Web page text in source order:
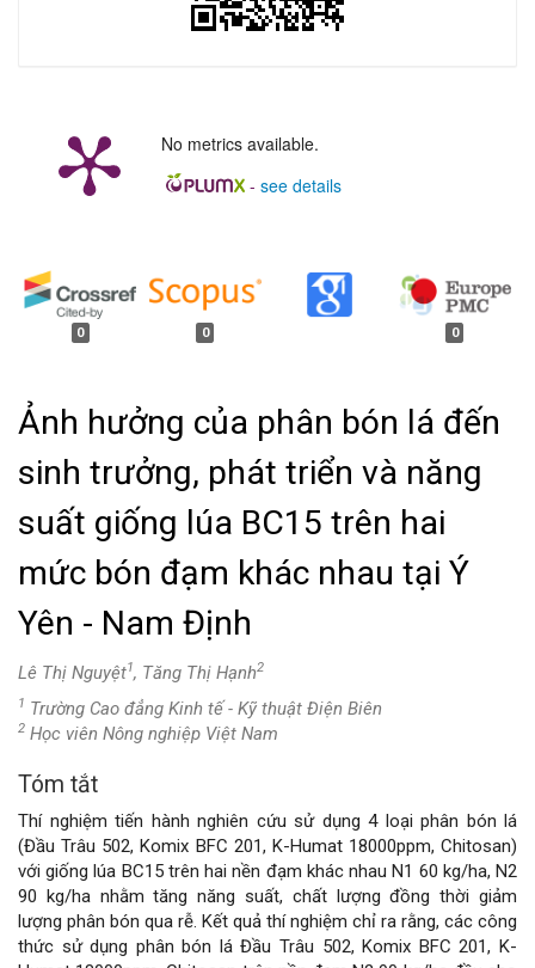
No metrics available.
- see details
0 0 0
Ảnh hưởng của phân bón lá đến
sinh trưởng, phát triển và năng
suất giống lúa BC15 trên hai
mức bón đạm khác nhau tại Ý
Yên - Nam Định
Lê Thị Nguyệt1, Tăng Thị Hạnh2
1 Trường Cao đẳng Kinh tế - Kỹ thuật Điện Biên
2 Học viên Nông nghiệp Việt Nam
Nội
dung
chính
của
Tóm tắt
Thí nghiệm tiến hành nghiên cứu sử dụng 4 loại phân bón lá
(Đầu Trâu 502, Komix BFC 201, K-Humat 18000ppm, Chitosan)
với giống lúa BC15 trên hai nền đạm khác nhau N1 60 kg/ha, N2
90 kg/ha nhằm tăng năng suất, chất lượng đồng thời giảm
lượng phân bón qua rễ. Kết quả thí nghiệm chỉ ra rằng, các công
thức sử dụng phân bón lá Đầu Trâu 502, Komix BFC 201, K-